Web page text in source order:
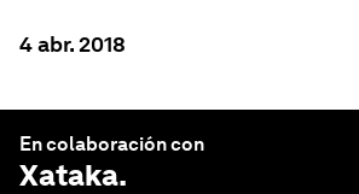
4 abr. 2018
En colaboración con
Xataka.